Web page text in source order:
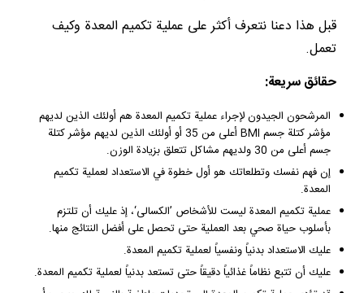
قبل هذا دعنا نتعرف أكثر على عملية تكميم المعدة وكيف
تعمل.
حقائق سريعة:
المرشحون الجيدون لإجراء عملية تكميم المعدة هم أولئك الذين لديهم
مؤشر كتلة جسم BMI أعلى من 35 أو أولئك الذين لديهم مؤشر كتلة
جسم أعلى من 30 ولديهم مشاكل تتعلق بزيادة الوزن.
إن فهم نفسك وتطلعاتك هو أول خطوة في الاستعداد لعملية تكميم
المعدة.
عملية تكميم المعدة ليست للأشخاص ’الكسالى‘، إذ عليك أن تلتزم
بأسلوب حياة صحي بعد العملية حتى تحصل على أفضل النتائج منها.
عليك الاستعداد بدنياً ونفسياً لعملية تكميم المعدة.
عليك أن تتبع نظاماً غذائياً دقيقاً حتى تستعد بدنياً لعملية تكميم المعدة.